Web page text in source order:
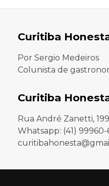
Curitiba
Por Sergio Medeiros
Colunista de
Curitiba
Rua André Zanetti,
Whatsapp: (41) 99960-